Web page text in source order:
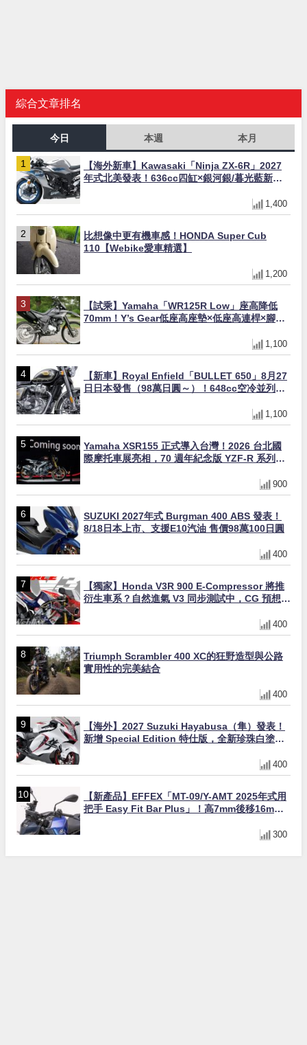
綜合文章排名
今日 本週 本月
【海外新車】Kawasaki「Ninja ZX-6R」2027
年式北美發表！636cc四缸×銀河銀/暮光藍新色
1,400
比想像中更有機車感！HONDA Super Cub
110【Webike愛車精選】
1,200
【試乘】Yamaha「WR125R Low」座高降低
70mm！Y’s Gear低座高座墊×低座高連桿×腳踏
1,100
【新車】Royal Enfield「BULLET 650」8月27
日日本發售（98萬日圓～）！648cc空冷並列雙
1,100
Yamaha XSR155 正式導入台灣！2026 台北國
際摩托車展亮相，70 週年紀念版 YZF-R 系列限
900
SUZUKI 2027年式 Burgman 400 ABS 發表！
8/18日本上市、支援E10汽油 售價98萬100日圓
400
【獨家】Honda V3R 900 E-Compressor 將推
衍生車系？自然進氣 V3 同步測試中，CG 預想曝
400
Triumph Scrambler 400 XC的狂野造型與公路
實用性的完美結合
400
【海外】2027 Suzuki Hayabusa（隼）發表！
新增 Special Edition 特仕版，全新珍珠白塗裝
400
【新產品】EFFEX「MT-09/Y-AMT 2025年式用
把手 Easy Fit Bar Plus」！高7mm後移16mm
300